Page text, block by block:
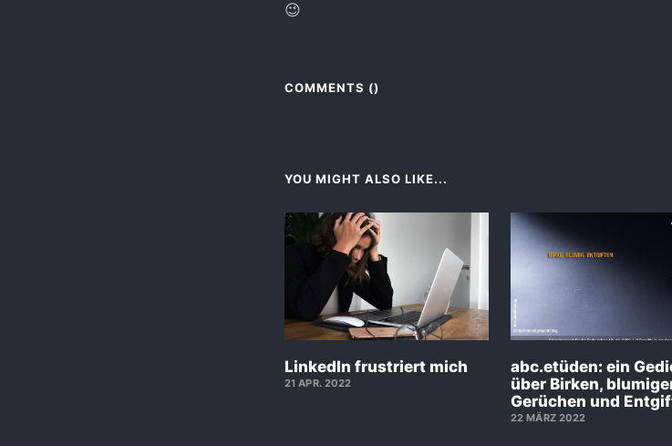
😉
COMMENTS ()
YOU MIGHT ALSO LIKE...
LinkedIn frustriert mich
21 APR. 2022
abc.etüden: ein
über Birken,
Gerüchen und
22 MÄRZ 2022